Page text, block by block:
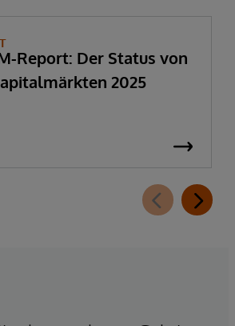
Report: Der Status von
2025